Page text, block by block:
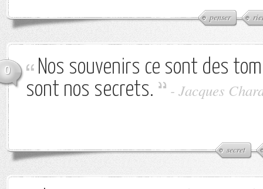
penser
0
Nos souvenirs ce sont des
sont nos secrets.
- Jacques
secret